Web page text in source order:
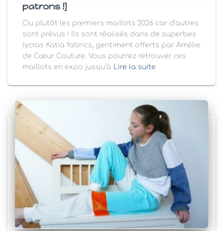
patrons !]
Ou plutôt les premiers maillots 2026 car d’autres
sont prévus ! Ils sont réalisés dans de superbes
lycras Katia fabrics, gentiment offerts par Amélie
de Cœur Couture. Vous pourrez retrouver ces
maillots en expo jusqu’à
Lire la suite